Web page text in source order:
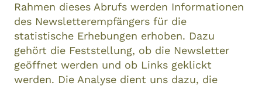
Rahmen dieses Abrufs werden Informationen
des Newsletterempfängers für die
statistische Erhebungen erhoben. Dazu
gehört die Feststellung, ob die Newsletter
geöffnet werden und ob Links geklickt
werden. Die Analyse dient uns dazu, die